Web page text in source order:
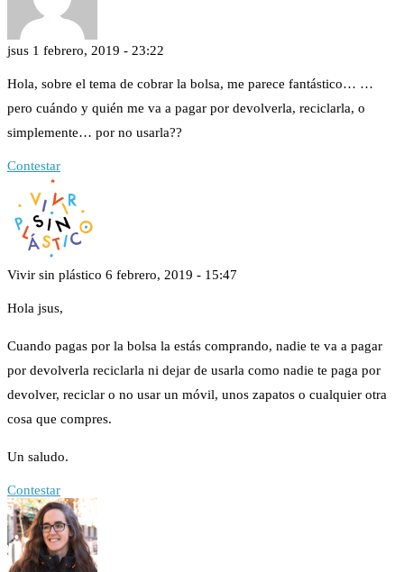
jsus 1 febrero, 2019 - 23:22
Hola, sobre el tema de cobrar la bolsa, me parece fantástico… …
pero cuándo y quién me va a pagar por devolverla, reciclarla, o
simplemente… por no usarla??
Contestar
Vivir sin plástico 6 febrero, 2019 - 15:47
Hola jsus,
Cuando pagas por la bolsa la estás comprando, nadie te va a pagar
por devolverla reciclarla ni dejar de usarla como nadie te paga por
devolver, reciclar o no usar un móvil, unos zapatos o cualquier otra
cosa que compres.
Un saludo.
Contestar